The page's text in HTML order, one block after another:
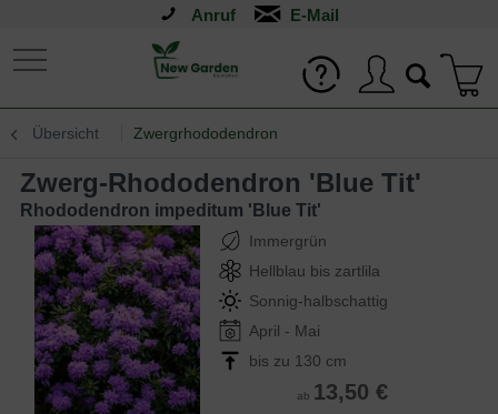
Anruf
Übersicht Zwergrhododendron
Zwerg-Rhododendron 'Blue Tit'
Rhododendron impeditum 'Blue Tit'
Immergrün
Hellblau bis zartlila
Sonnig-halbschattig
April - Mai
bis zu 130 cm
ab 13,50 €